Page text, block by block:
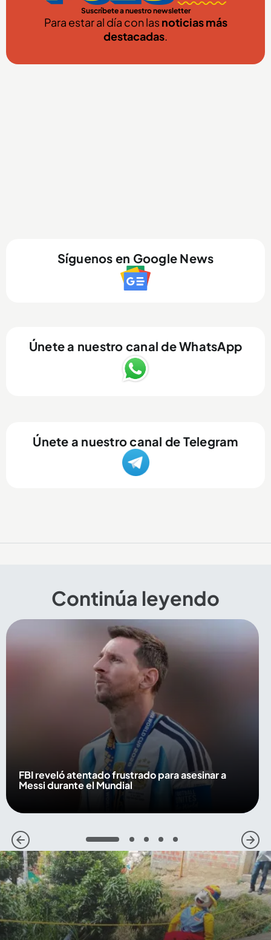
Suscríbete a nuestro newsletter
Para estar al día con lasnoticias más
destacadas.
Síguenos en Google News
Únete a nuestro canal de WhatsApp
Únete a nuestro canal de Telegram
Continúa leyendo
FBI reveló atentado frustrado para asesinar a
Messi durante el Mundial
1 2 3 4 5